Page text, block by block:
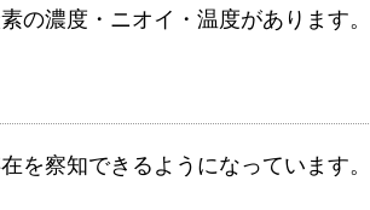
の濃度・ニオイ・温度があります。
を察知できるようになっています。